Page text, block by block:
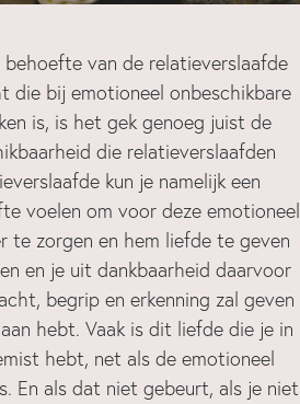
behoefte van de relatieverslaafde
die bij emotioneel onbeschikbare
is, is het gek genoeg juist de
die relatieverslaafden
kun je namelijk een
voelen om voor deze emotioneel
te zorgen en hem liefde te geven
en je uit dankbaarheid daarvoor
begrip en erkenning zal geven
hebt. Vaak is dit liefde die je in
hebt, net als de emotioneel
En als dat niet gebeurt, als je niet